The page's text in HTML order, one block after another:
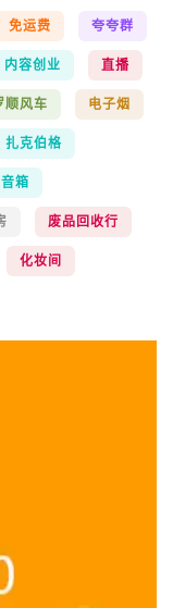
免运费 夸夸群
内容创业 直播
顺风车 电子烟
扎克伯格
箱
废品回收行
化妆间